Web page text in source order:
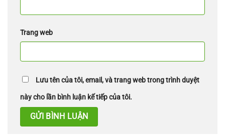
Trang web
Lưu tên của tôi, email, và trang web trong trình duyệt
này cho lần bình luận kế tiếp của tôi.